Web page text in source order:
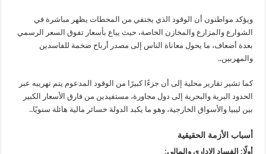
ويؤكد مواطنون أن الوقود الذي يختفي من المحطات يظهر مباشرة في
الشوارع والمزارع والمخازن الخاصة، حيث يباع بأسعار تفوق السعر الرسمي
بعدة أضعاف، ما يحول معاناة الناس إلى مصدر أرباح ضخمة للفاسدين
والمهربين..
كما تشير تقارير محلية إلى أن جزءًا كبيرًا من الوقود المدعوم يتم تهريبه عبر
الحدود البرية والبحرية إلى دول مجاورة، مستفيدين من فارق الأسعار الكبير
بين ليبيا والأسواق الخارجية، وهو ما يكبد الدولة خسائر مالية هائلة سنويًا..
أسباب الأزمة الحقيقية
أولًا: الفساد الإداري والمالي: